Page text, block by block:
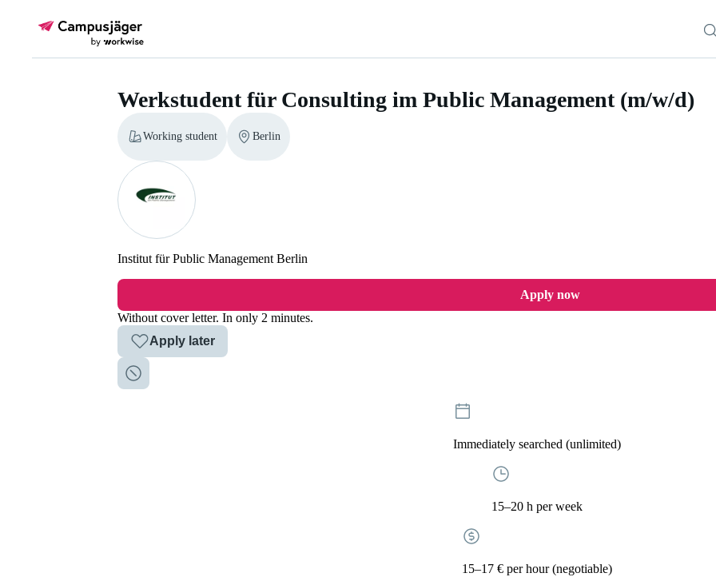
Werkstudent für Consulting im Public Management (m/w/d)
Working student Berlin
Institut für Public Management Berlin
Werkstudent für Consulting im Public Management (m/w/d)Apply now
Without cover letter. In only 2 minutes.
Apply later
Immediately searched (unlimited)
15–20 h per week
15–17 € per hour (negotiable)